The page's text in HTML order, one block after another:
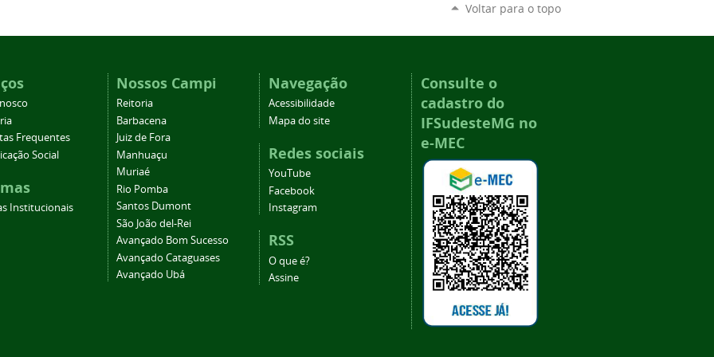
Voltar para o topo
Frequentes
Social
Institucionais
Nossos Campi
Reitoria
Barbacena
Juiz de Fora
Manhuaçu
Muriaé
Rio Pomba
Santos Dumont
São João del-Rei
Avançado Bom Sucesso
Avançado Cataguases
Avançado Ubá
Navegação
Acessibilidade
Mapa do site
Redes sociais
YouTube
Facebook
Instagram
RSS
O que é?
Assine
Consulte o
cadastro do
IFSudesteMG no
e-MEC